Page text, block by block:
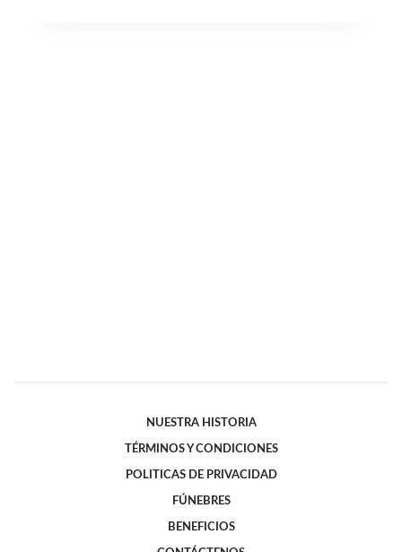
NUESTRA HISTORIA
TÉRMINOS Y CONDICIONES
POLITICAS DE PRIVACIDAD
FÚNEBRES
BENEFICIOS